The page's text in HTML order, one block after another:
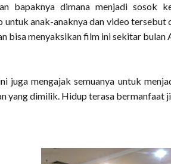
bapaknya dimana menjadi sosok
untuk anak-anaknya dan video
bisa menyaksikan film ini sekitar bulan
juga mengajak semuanya untuk
yang dimilik. Hidup terasa bermanfaat